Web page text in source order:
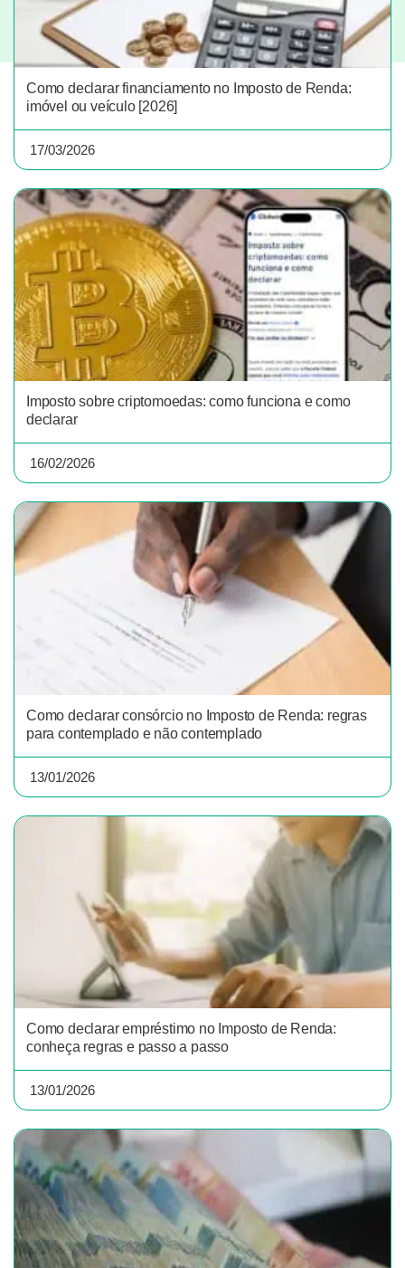
Como declarar financiamento no Imposto de Renda:
imóvel ou veículo [2026]
17/03/2026
Imposto sobre criptomoedas: como funciona e como
declarar
16/02/2026
Como declarar consórcio no Imposto de Renda: regras
para contemplado e não contemplado
13/01/2026
Como declarar empréstimo no Imposto de Renda:
conheça regras e passo a passo
13/01/2026